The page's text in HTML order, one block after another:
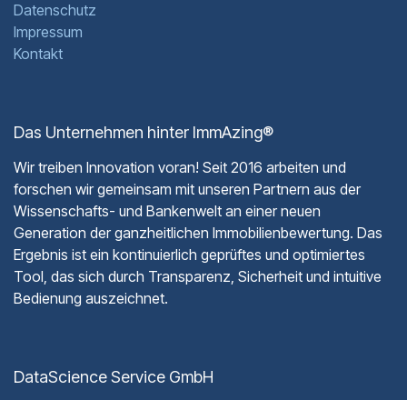
Datenschutz
Impressum
Kontakt
Das Unternehmen hinter ImmAzing®
Wir treiben Innovation voran! Seit 2016 arbeiten und
forschen wir gemeinsam mit unseren Partnern aus der
Wissenschafts- und Bankenwelt an einer neuen
Generation der ganzheitlichen Immobilienbewertung. Das
Ergebnis ist ein kontinuierlich geprüftes und optimiertes
Tool, das sich durch Transparenz, Sicherheit und intuitive
Bedienung auszeichnet.
DataScience Service GmbH